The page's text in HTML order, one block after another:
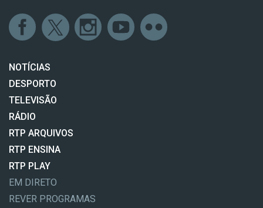
NOTÍCIAS
DESPORTO
TELEVISÃO
RÁDIO
RTP ARQUIVOS
RTP ENSINA
RTP PLAY
EM DIRETO
REVER PROGRAMAS